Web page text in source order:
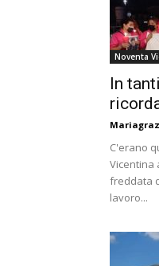
Noventa
In
C'erano
Vicentina
freddata
lavoro...